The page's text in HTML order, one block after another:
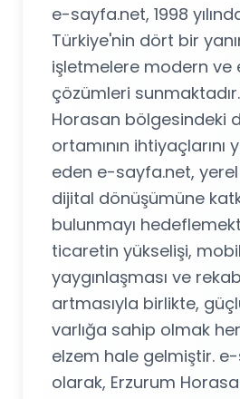
e-sayfa.net, 1998
Türkiye'nin dört bir
işletmelere modern ve
çözümleri
Horasan bölgesindeki
ortamının ihtiyaçlarını
eden e-sayfa.net, yerel
dijital dönüşümüne
bulunmayı
ticaretin yükselişi,
yaygınlaşması ve
artmasıyla birlikte,
varlığa sahip olmak
elzem hale gelmiştir.
olarak, Erzurum